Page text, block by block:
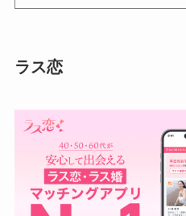
ラス恋